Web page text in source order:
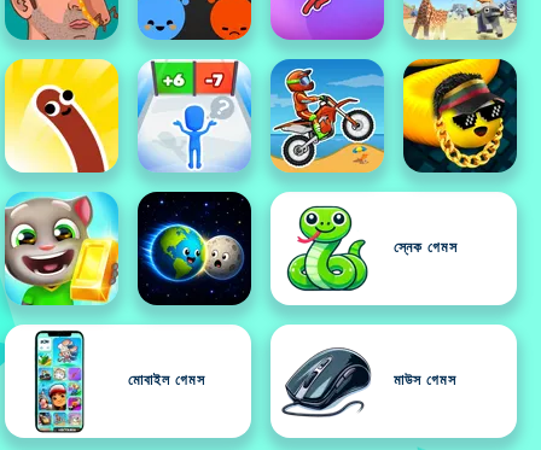
স্নেক গেমস
মোবাইল গেমস মাউস গেমস